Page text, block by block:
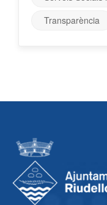
Transparència